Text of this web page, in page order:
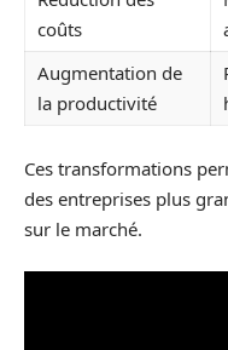
coûts
Augmentation de
la productivité
Ces transformations
des entreprises plus
sur le marché.